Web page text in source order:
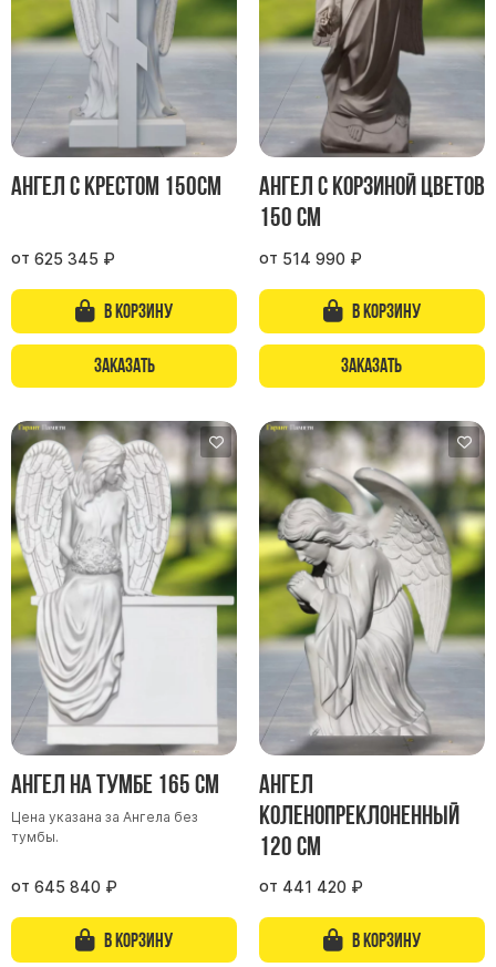
Памятники из гранита
Памятники из мрамора
Элитные памятники
Резные памятники
Мемориальные комплексы
Памятники с полноформатным фото
Склеп
Памятники Мусульманские
Памятники Армянские
Европейские памятники
Семейные памятники ( памятники на двоих )
Памятники в форме креста
Зеркальные памятники
Памятники из белого мрамора Коелга
Креативные памятники
Кресты из белого мрамора
Фигурные памятники
Памятники в виде гитары
Памятники комбинированные
Памятники красные
Памятники красно-черные
Памятники серые
Памятники зеленые
Памятники из Дымовского гранита
Ангел с крестом 150см
от 625 345 ₽
В корзину
Заказать
Ангел с корзиной цветов
150 см
от 514 990 ₽
В корзину
Заказать
Ангел на тумбе 165 см
Цена указана за Ангела без
тумбы.
от 645 840 ₽
В корзину
Ангел
коленопреклоненный
120 см
от 441 420 ₽
В корзину